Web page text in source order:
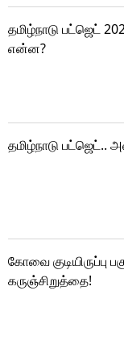
தமிழ்நாடு பட்ஜெட்
என்ன?
தமிழ்நாடு பட்ஜெட்..
கோவை குடியிருப்பு
கருஞ்சிறுத்தை!